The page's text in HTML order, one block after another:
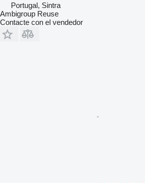
Portugal, Sintra
Ambigroup Reuse
Contacte con el vendedor